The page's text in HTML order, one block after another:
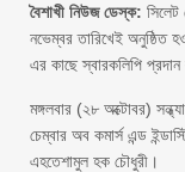
বৈশাখী নিউজ ডেস্ক: সিলেট
নভেম্বর তারিখেই অনুষ্ঠিত
এর কাছে স্বারকলিপি প্রদান
মঙ্গলবার (২৮ অক্টোবর)
চেম্বার অব কমার্স এন্ড
এহতেশামুল হক চৌধুরী।